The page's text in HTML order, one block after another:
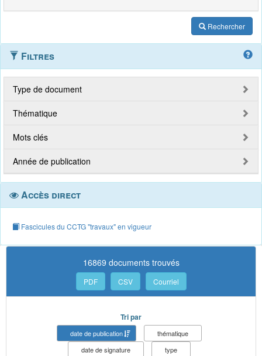
Rechercher
Filtres
Type de document
Thématique
Mots clés
Année de publication
Accès direct
Fascicules du CCTG "travaux" en vigueur
16869 documents trouvés
PDF CSV Courriel
Tri par
date de publication
thématique
date de signature
type